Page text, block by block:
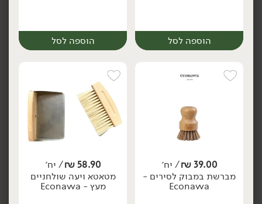
הוספה לסל הוספה לסל
24.90
₪
/
24.90
₪
/
הוספה לסל
יח׳
הוספה לסל
יח׳
39.00
₪/ יח׳
מברשת במבוק לסירים -
Econawa
58.90
₪/ יח׳
מטאטא ויעה שולחניים
מעץ - Econawa